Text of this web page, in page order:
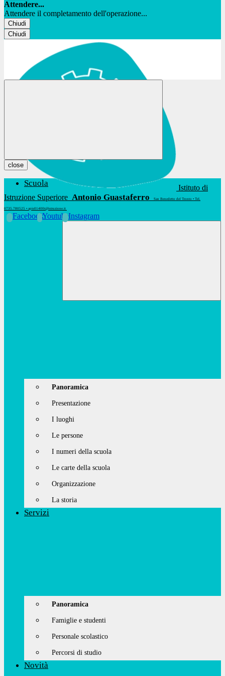
Attendere...
Attendere il completamento dell'operazione...
Chiudi
Chiudi
Istituto di
Istruzione Superiore Antonio Guastaferro San Benedetto del Tronto • Tel.
0735.780525 • apis01400t@istruzione.it
FacebookYoutubeInstagram
close
Scuola
Panoramica
Presentazione
I luoghi
Le persone
I numeri della scuola
Le carte della scuola
Organizzazione
La storia
Servizi
Panoramica
Famiglie e studenti
Personale scolastico
Percorsi di studio
Novità